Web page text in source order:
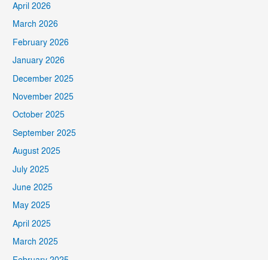
April 2026
March 2026
February 2026
January 2026
December 2025
November 2025
October 2025
September 2025
August 2025
July 2025
June 2025
May 2025
April 2025
March 2025